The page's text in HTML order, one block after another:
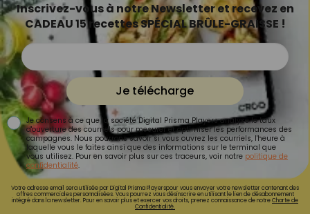
Inscrivez-vous à notre Newsletter et recevez en
CADEAU 15 recettes SPÉCIAL BRÛLE-GRAISSE !
Je télécharge
Je consens à ce que la société Digital Prisma Players analyse le taux
d'ouverture des courriels pour mesurer et optimiser les performances des
campagnes. Nous pourrons savoir si vous ouvrez les courriels, l'heure à
laquelle vous le faites ainsi que des informations sur le terminal que
vous utilisez. Pour en savoir plus sur ces traceurs, voir notre politique de
confidentialité.
Votre adresse email sera utilisée par Digital Prisma Playerspour vous envoyer votre newsletter contenant des
offres commerciales personnalisées. Vous pourrez vous désinscrire en utilisant le lien de désabonnement
intégré dans la newsletter. Pour en savoir plus et exercer vos droits, prenez connaissance de notreCharte de
Confidentialité.